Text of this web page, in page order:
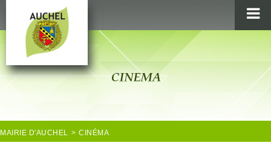
MAIRIE
AU QUOTIDIEN
AUCHEL EN IMAGES
MAIRIE D'AUCHEL > CINÉMA